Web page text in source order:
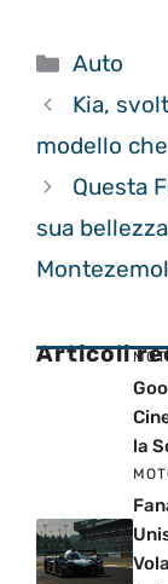
Categorie
Auto
Kia,
modello
Questa
sua
Articoli
la